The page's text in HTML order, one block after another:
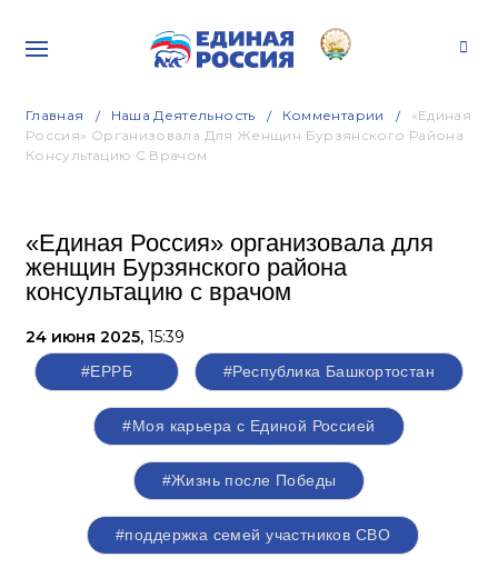
Главная Наша Деятельность Комментарии
«Единая
Россия» Организовала Для Женщин Бурзянского Района
Консультацию С Врачом
«Единая Россия» организовала для
женщин Бурзянского района
консультацию с врачом
24 июня 2025, 15:39
#ЕРРБ #Республика Башкортостан
#Моя карьера с Единой Россией
#Жизнь после Победы
#поддержка семей участников СВО